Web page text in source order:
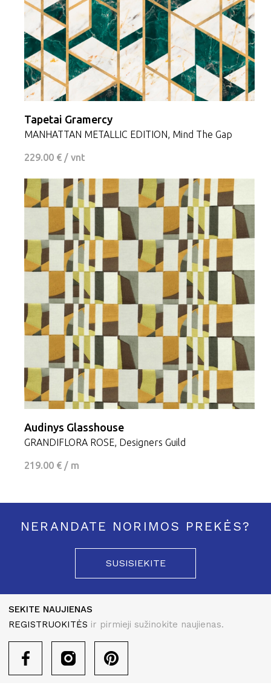
Tapetai Gramercy
MANHATTAN METALLIC EDITION, Mind The Gap
229.00 € / vnt
Audinys Glasshouse
GRANDIFLORA ROSE, Designers Guild
219.00 € / m
NERANDATE NORIMOS PREKĖS?
SUSISIEKITE
SEKITE NAUJIENAS
REGISTRUOKITĖS ir pirmieji sužinokite naujienas.